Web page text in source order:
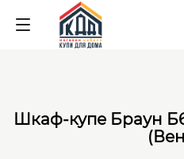
Шкаф-купе Браун